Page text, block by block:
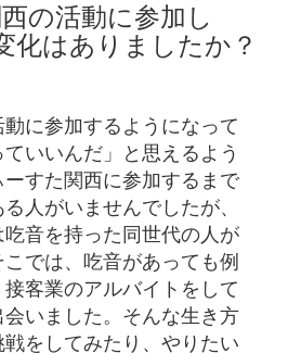
の活動に参加し
化はありましたか？
に参加するようになって
いいんだ」と思えるよう
すた関西に参加するまで
人がいませんでしたが、
音を持った同世代の人が
では、吃音があっても例
客業のアルバイトをして
いました。そんな生き方
をしてみたり、やりたい